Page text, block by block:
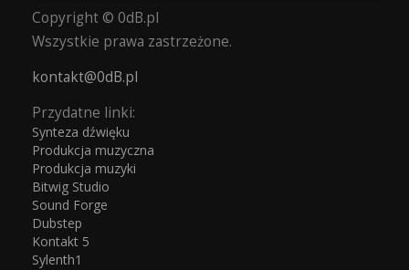
Copyright © 0dB.pl
Wszystkie prawa zastrzeżone.
kontakt@0dB.pl
Przydatne linki:
Synteza dźwięku
Produkcja muzyczna
Produkcja muzyki
Bitwig Studio
Sound Forge
Dubstep
Kontakt 5
Sylenth1